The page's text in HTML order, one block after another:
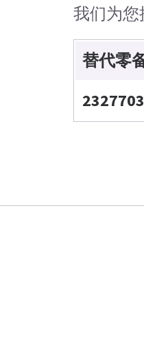
我们为
替代零
2327703